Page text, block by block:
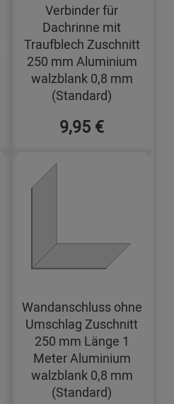
Verbinder für
Dachrinne mit
Traufblech Zuschnitt
250 mm Aluminium
walzblank 0,8 mm
(Standard)
9,95 €
Wandanschluss ohne
Umschlag Zuschnitt
250 mm Länge 1
Meter Aluminium
walzblank 0,8 mm
(Standard)